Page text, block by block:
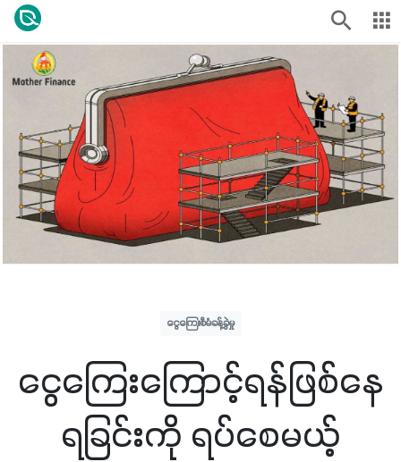
ငွေကြေးစီမံခန့်ခွဲမှု
ငွေကြေးကြောင့်ရန်ဖြစ်နေ
ရခြင်းကို ရပ်စေမယ့်